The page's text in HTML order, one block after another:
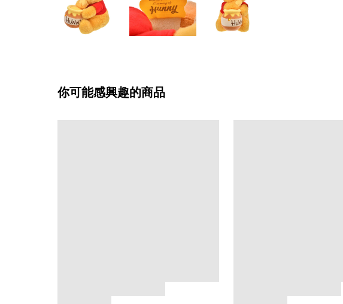
你可能感興趣的商品